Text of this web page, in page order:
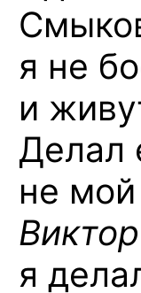
я не
и
Делал
не
я